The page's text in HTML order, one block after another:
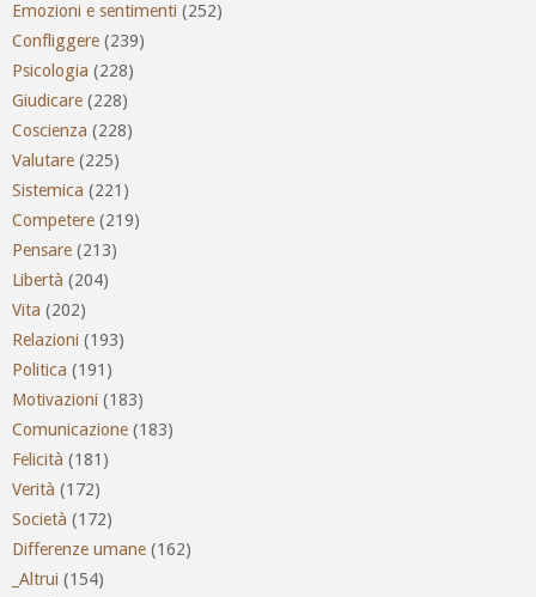
Emozioni e sentimenti (252)
Confliggere (239)
Psicologia (228)
Giudicare (228)
Coscienza (228)
Valutare (225)
Sistemica (221)
Competere (219)
Pensare (213)
Libertà (204)
Vita (202)
Relazioni (193)
Politica (191)
Motivazioni (183)
Comunicazione (183)
Felicità (181)
Verità (172)
Società (172)
Differenze umane (162)
_Altrui (154)